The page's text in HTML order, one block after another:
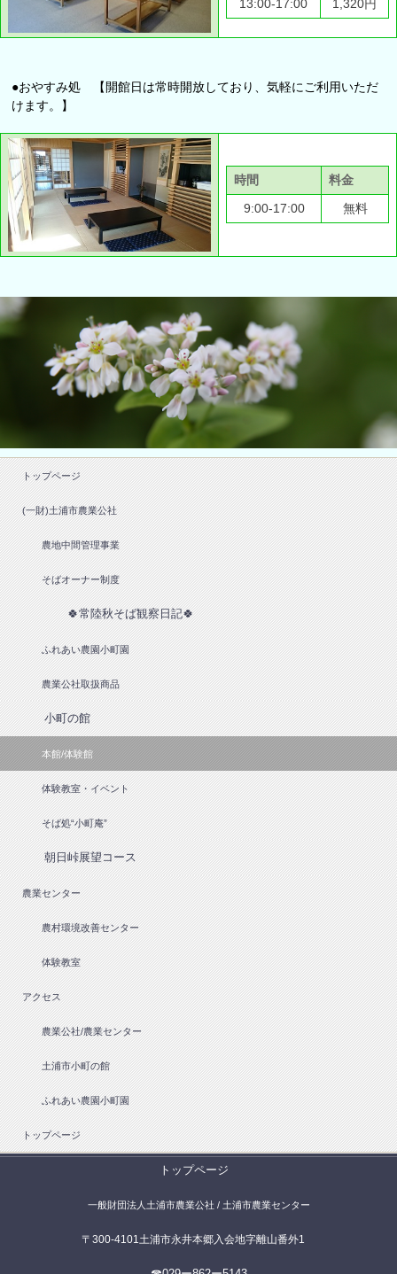
13:00-17:00
1,320円
●おやすみ処 【開館日は常時開放しており、気軽にご利用いただ
けます。】
時間
料金
9:00-17:00
無料
トップページ
(一財)土浦市農業公社
農地中間管理事業
そばオーナー制度
🍀常陸秋そば観察日記🍀
ふれあい農園小町園
農業公社取扱商品
小町の館
本館/体験館
体験教室・イベント
そば処“小町庵”
朝日峠展望コース
農業センター
農村環境改善センター
体験教室
アクセス
農業公社/農業センター
土浦市小町の館
ふれあい農園小町園
トップページ
トップページ
一般財団法人土浦市農業公社 / 土浦市農業センター
〒300-4101土浦市永井本郷入会地字離山番外1